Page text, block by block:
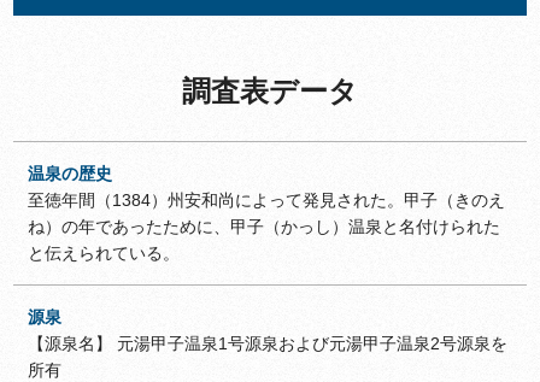
調査表データ
温泉の歴史
至徳年間（1384）州安和尚によって発見された。甲子（きのえ
ね）の年であったために、甲子（かっし）温泉と名付けられた
と伝えられている。
源泉
【源泉名】 元湯甲子温泉1号源泉および元湯甲子温泉2号源泉を
所有